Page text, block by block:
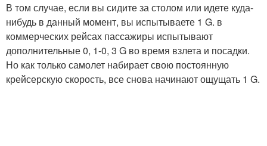
В том случае, если вы сидите за столом или идете куда-
нибудь в данный момент, вы испытываете 1 G. в
коммерческих рейсах пассажиры испытывают
дополнительные 0, 1-0, 3 G во время взлета и посадки.
Но как только самолет набирает свою постоянную
крейсерскую скорость, все снова начинают ощущать 1 G.